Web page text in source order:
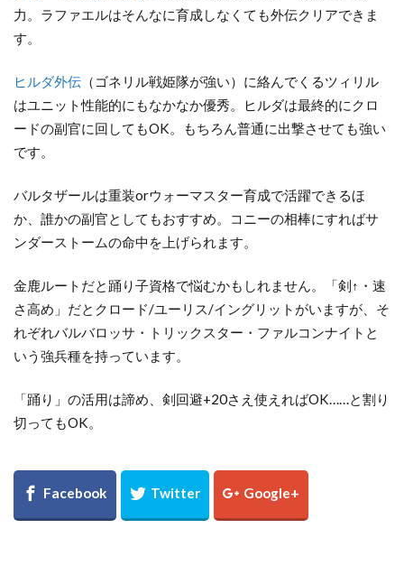
力。ラファエルはそんなに育成しなくても外伝クリアできま
す。
ヒルダ外伝 （ゴネリル戦姫隊が強い）に絡んでくるツィリル
はユニット性能的にもなかなか優秀。ヒルダは最終的にクロ
ードの副官に回してもOK。もちろん普通に出撃させても強い
です。
バルタザールは重装orウォーマスター育成で活躍できるほ
か、誰かの副官としてもおすすめ。コニーの相棒にすればサ
ンダーストームの命中を上げられます。
金鹿ルートだと踊り子資格で悩むかもしれません。「剣↑・速
さ高め」だとクロード/ユーリス/イングリットがいますが、そ
れぞれバルバロッサ・トリックスター・ファルコンナイトと
いう強兵種を持っています。
「踊り」の活用は諦め、剣回避+20さえ使えればOK……と割り
切ってもOK。